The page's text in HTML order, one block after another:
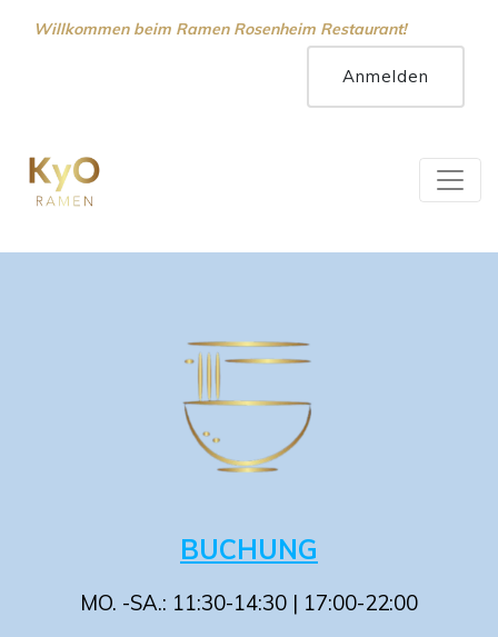
Willkommen beim Ramen Rosenheim Restaurant!
Anmelden
BUCHUNG
MO. -SA.: 11:30-14:30 | 17:00-22:00